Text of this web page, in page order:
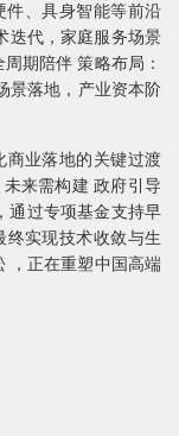
件、具身智能等前沿
迭代，家庭服务场景
期陪伴 策略布局：
景落地，产业资本阶
商业落地的关键过渡
来需构建 政府引导
通过专项基金支持早
终实现技术收敛与生
，正在重塑中国高端